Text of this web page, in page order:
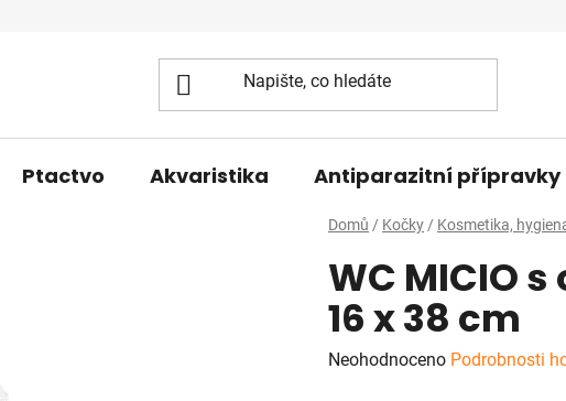
Ptactvo Akvaristika Antiparazitní přípravky
Domů / Kočky / Kosmetika,
WC MICIO
16 x 38 cm
Průměrné
Neohodnoceno Podrobnosti